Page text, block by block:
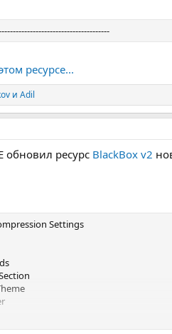
ресурсе...
и Adil
обновил ресурс BlackBox v2
Settings